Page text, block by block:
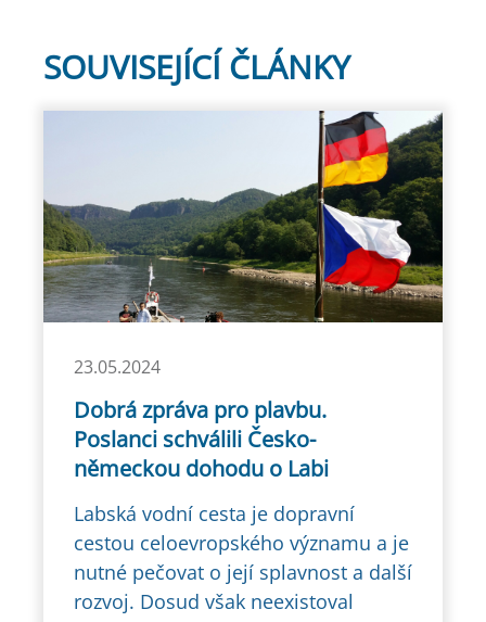
SOUVISEJÍCÍ ČLÁNKY
23.05.2024
Dobrá zpráva pro plavbu.
Poslanci schválili Česko-
německou dohodu o Labi
Labská vodní cesta je dopravní
cestou celoevropského významu a je
nutné pečovat o její splavnost a další
rozvoj. Dosud však neexistoval